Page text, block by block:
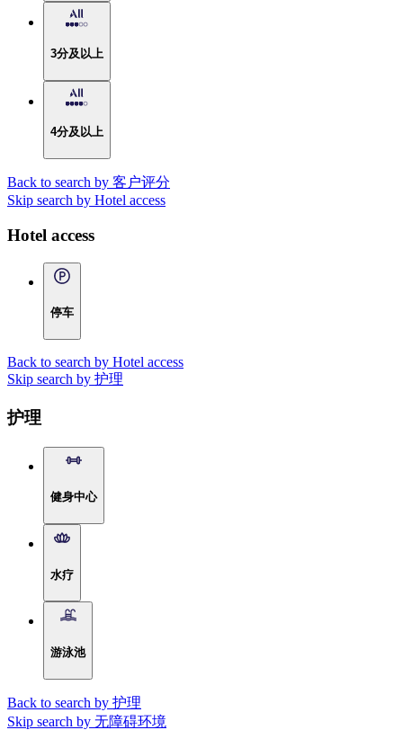
3分及以上
4分及以上
Back to search by 客户评分
Skip search by Hotel access
Hotel access
停车
Back to search by Hotel access
Skip search by 护理
护理
健身中心
水疗
游泳池
Back to search by 护理
Skip search by 无障碍环境